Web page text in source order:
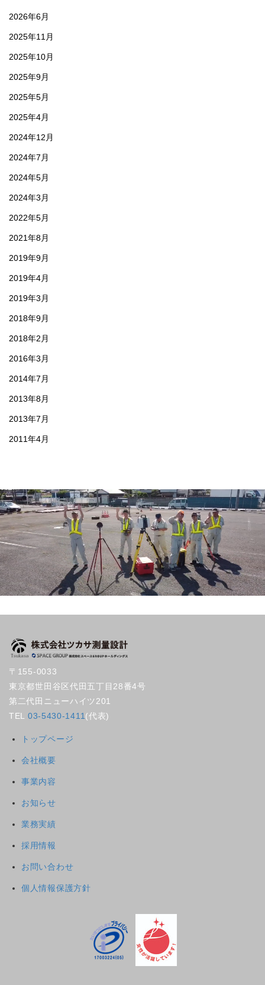
2026年6月
2025年11月
2025年10月
2025年9月
2025年5月
2025年4月
2024年12月
2024年7月
2024年5月
2024年3月
2022年5月
2021年8月
2019年9月
2019年4月
2019年3月
2018年9月
2018年2月
2016年3月
2014年7月
2013年8月
2013年7月
2011年4月
〒155-0033
東京都世田谷区代田五丁目28番4号
第二代田ニューハイツ201
TEL 03-5430-1411 (代表)
トップページ
会社概要
事業内容
お知らせ
業務実績
採用情報
お問い合わせ
個人情報保護方針